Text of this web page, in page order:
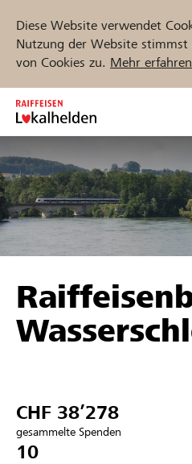
Diese Website verwendet
Nutzung der Website stimmst
von Cookies zu. Mehr erfahren
Zum
Inhalt
springen
Unterstützen
Hilfe & Support
Projekte und Organisationen
Jetzt
CHF 38’278
gesammelte Spenden
10